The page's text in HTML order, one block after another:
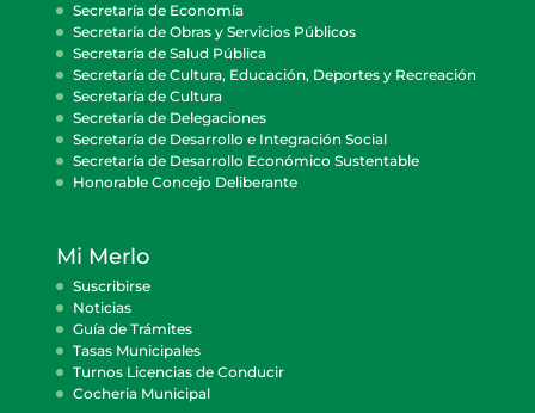
Secretaría de Economía
Secretaría de Obras y Servicios Públicos
Secretaría de Salud Pública
Secretaría de Cultura, Educación, Deportes y Recreación
Secretaría de Cultura
Secretaría de Delegaciones
Secretaría de Desarrollo e Integración Social
Secretaría de Desarrollo Económico Sustentable
Honorable Concejo Deliberante
Mi Merlo
Suscribirse
Noticias
Guía de Trámites
Tasas Municipales
Turnos Licencias de Conducir
Cocheria Municipal